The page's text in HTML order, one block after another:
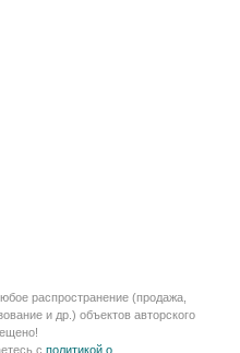
распространение (продажа,
и др.) объектов авторского
с политикой о